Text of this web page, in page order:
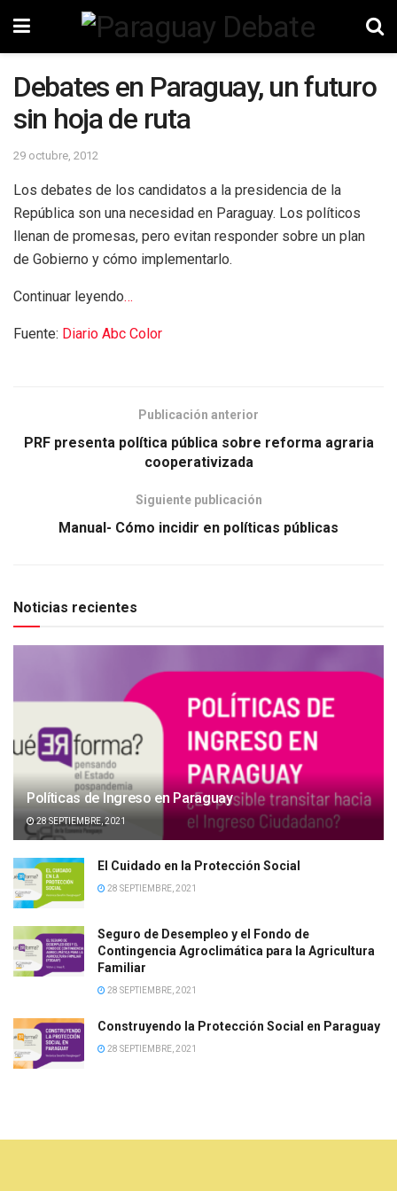
Debates en Paraguay, un futuro
sin hoja de ruta
29 octubre, 2012
Los debates de los candidatos a la presidencia de la
República son una necesidad en Paraguay. Los políticos
llenan de promesas, pero evitan responder sobre un plan
de Gobierno y cómo implementarlo.
Continuar leyendo…
Fuente: Diario Abc Color
Publicación anterior
PRF presenta política pública sobre reforma agraria
cooperativizada
Siguiente publicación
Manual- Cómo incidir en políticas públicas
Noticias recientes
Políticas de Ingreso en Paraguay
28 SEPTIEMBRE, 2021
El Cuidado en la Protección Social
28 SEPTIEMBRE, 2021
Seguro de Desempleo y el Fondo de
Contingencia Agroclimática para la Agricultura
Familiar
28 SEPTIEMBRE, 2021
Construyendo la Protección Social en Paraguay
28 SEPTIEMBRE, 2021